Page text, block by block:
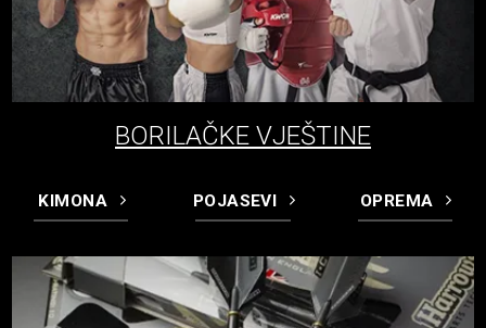
BORILAČKE VJEŠTINE
KIMONA POJASEVI OPREMA